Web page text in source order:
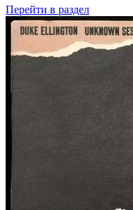
Перейти в раздел